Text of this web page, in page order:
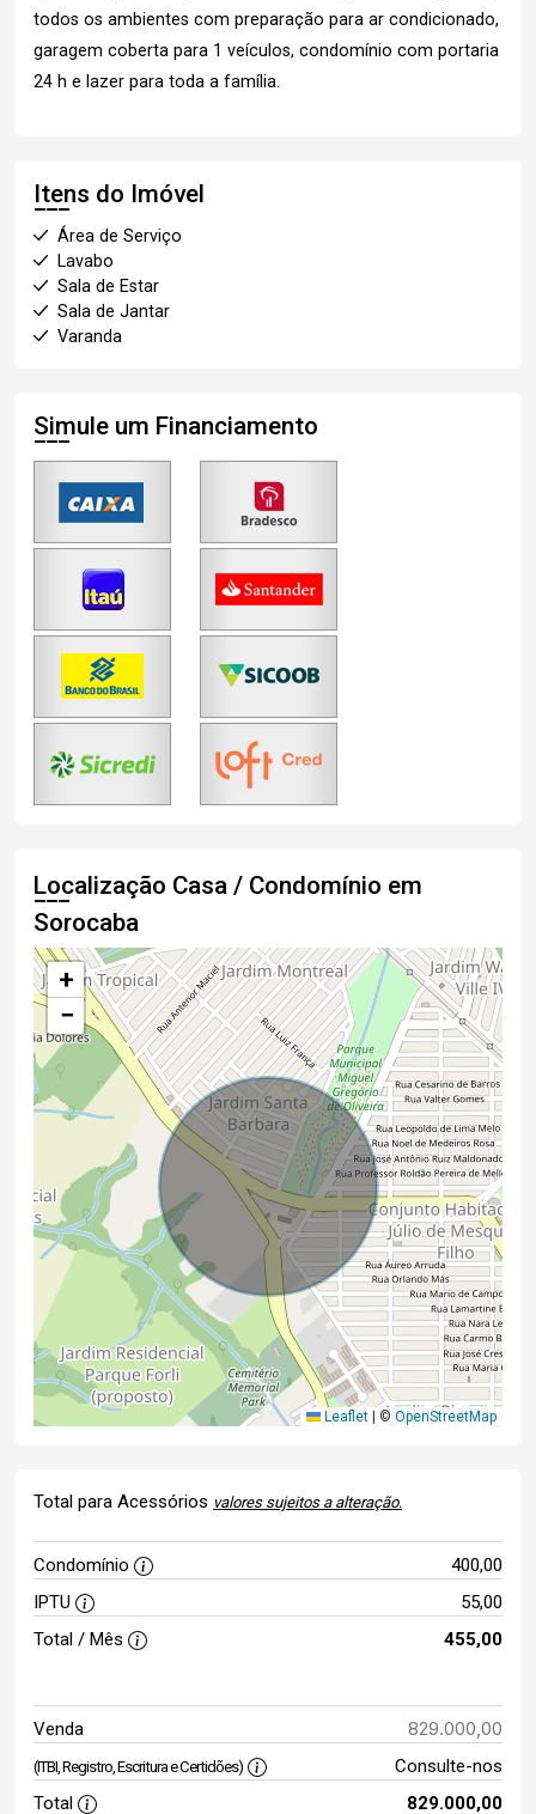
todos os ambientes com preparação para ar condicionado,
garagem coberta para 1 veículos, condomínio com portaria
24 h e lazer para toda a família.
Itens do Imóvel
Área de Serviço
Lavabo
Sala de Estar
Sala de Jantar
Varanda
Simule um Financiamento
Localização Casa / Condomínio em
Sorocaba
+
−
Leaflet | ©OpenStreetMap
Total para Acessórios valores sujeitos a alteração.
Condomínio
400,00
IPTU
55,00
Total / Mês
455,00
Venda 829.000,00
(ITBI, Registro, Escritura e Certidões)
Consulte-nos
Total
829.000,00